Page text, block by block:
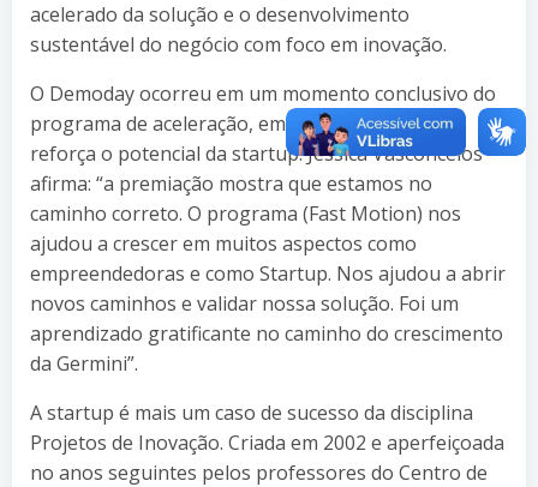
acelerado da solução e o desenvolvimento
sustentável do negócio com foco em inovação.
O Demoday ocorreu em um momento conclusivo do
programa de aceleração, em que a premiação
reforça o potencial da startup. Jessica Vasconcelos
afirma: “a premiação mostra que estamos no
caminho correto. O programa (Fast Motion) nos
ajudou a crescer em muitos aspectos como
empreendedoras e como Startup. Nos ajudou a abrir
novos caminhos e validar nossa solução. Foi um
aprendizado gratificante no caminho do crescimento
da Germini”.
A startup é mais um caso de sucesso da disciplina
Projetos de Inovação. Criada em 2002 e aperfeiçoada
no anos seguintes pelos professores do Centro de